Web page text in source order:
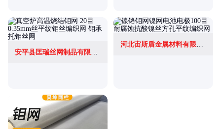
安平县匡瑞丝网制品有限公司
河北宙斯盾金属材料有限公司